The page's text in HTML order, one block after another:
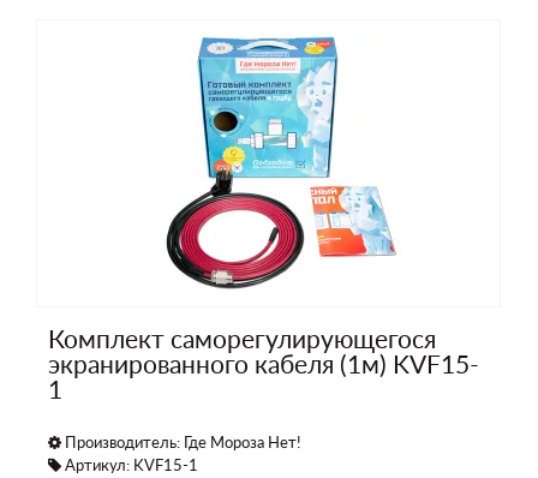
Комплект саморегулирующегося
экранированного кабеля (1м) KVF15-
1
Производитель: Где Мороза Нет!
Артикул: KVF15-1